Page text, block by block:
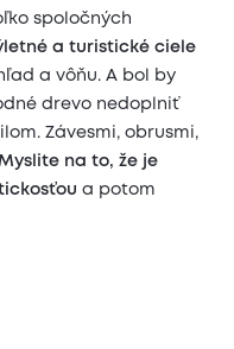
spoločných
a turistické ciele
a vôňu. A bol by
drevo nedoplniť
Závesmi, obrusmi,
na to, že je
a potom